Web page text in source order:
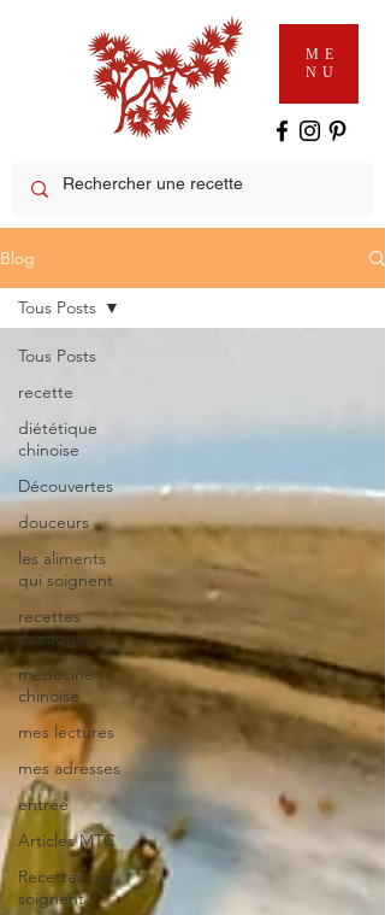
ME
NU
Blog
Tous Posts
recette
diététique
chinoise
Découvertes
douceurs
les aliments
qui soignent
recettes
asiatiques
médecine
chinoise
mes lectures
mes adresses
entrée
Articles MTC
Recettes qui
soignent
Tous Posts